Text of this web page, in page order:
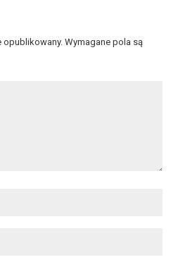
opublikowany. Wymagane pola są